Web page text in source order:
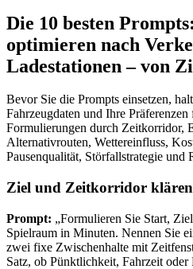
Die 10 besten
optimieren nach
Ladestationen – von
Bevor Sie die Prompts einsetzen,
Fahrzeugdaten und Ihre
Formulierungen durch Zeitkorridor,
Alternativrouten, Wettereinfluss,
Pausenqualität, Störfallstrategie und
Ziel und Zeitkorridor
Prompt: „Formulieren Sie Start,
Spielraum in Minuten. Nennen Sie
zwei fixe Zwischenhalte mit
Satz, ob Pünktlichkeit, Fahrzeit oder